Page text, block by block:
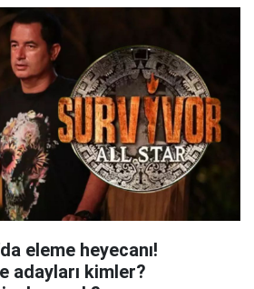
eleme heyecanı!
adayları kimler?